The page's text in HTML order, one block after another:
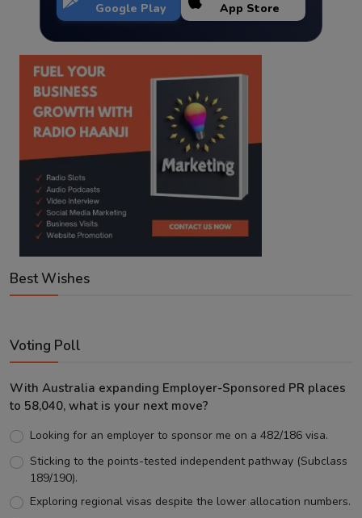
Google Play App Store
Best Wishes
Voting Poll
With Australia expanding Employer-Sponsored PR places
to 58,040, what is your next move?
Looking for an employer to sponsor me on a 482/186 visa.
Sticking to the points-tested independent pathway (Subclass
189/190).
Exploring regional visas despite the lower allocation numbers.